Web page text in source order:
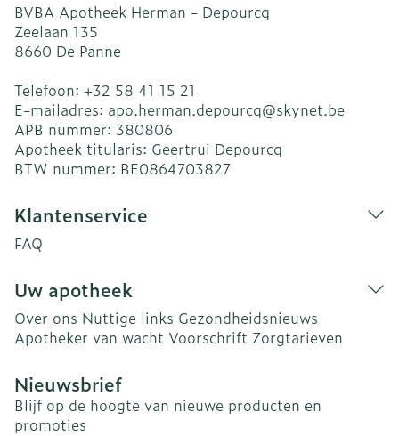
BVBA Apotheek Herman - Depourcq
Zeelaan 135
8660 De Panne
Telefoon: +32 58 41 15 21
E-mailadres: apo.herman.depourcq@skynet.be
APB nummer: 380806
Apotheek titularis: Geertrui Depourcq
BTW nummer: BE0864703827
Klantenservice
FAQ
Uw apotheek
Over ons Nuttige links Gezondheidsnieuws
Apotheker van wacht Voorschrift Zorgtarieven
Nieuwsbrief
Blijf op de hoogte van nieuwe producten en
promoties